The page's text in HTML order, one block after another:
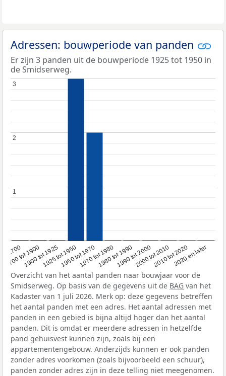
Adressen: bouwperiode van panden
Er zijn 3 panden uit de bouwperiode 1925 tot 1950 in
de Smidserweg.
1700
1700 tot 1900
1900 tot 19251925 tot 19501950 tot 19701970 tot 19801980 tot 19901990 tot 20002000 tot 20102010 tot 20202020 en later
1
1
2
2
3
3
Overzicht van het aantal panden naar bouwjaar voor de
Smidserweg. Op basis van de gegevens uit de BAG van het
Kadaster van 1 juli 2026. Merk op: deze gegevens betreffen
het aantal panden met een adres. Het aantal adressen met
panden in een gebied is bijna altijd hoger dan het aantal
panden. Dit is omdat er meerdere adressen in hetzelfde
pand gehuisvest kunnen zijn, zoals bij een
appartementengebouw. Anderzijds kunnen er ook panden
zonder adres voorkomen (zoals bijvoorbeeld een schuur),
panden zonder adres zijn in deze telling niet meegenomen.